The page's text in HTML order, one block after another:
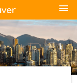
menu